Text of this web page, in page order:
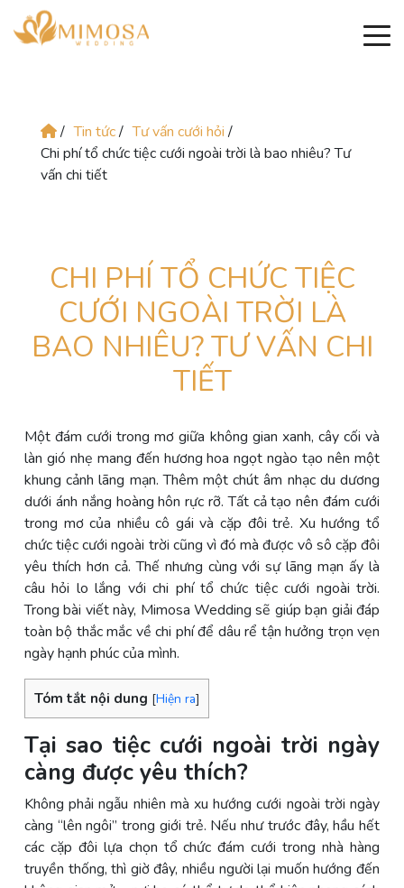
/ Tin tức/ Tư vấn cưới hỏi/
Chi phí tổ chức tiệc cưới ngoài trời là bao nhiêu? Tư
vấn chi tiết
CHI PHÍ TỔ CHỨC TIỆC
CƯỚI NGOÀI TRỜI LÀ
BAO NHIÊU? TƯ VẤN CHI
TIẾT
Một đám cưới trong mơ giữa không gian xanh, cây cối và
làn gió nhẹ mang đến hương hoa ngọt ngào tạo nên một
khung cảnh lãng mạn. Thêm một chút âm nhạc du dương
dưới ánh nắng hoàng hôn rực rỡ. Tất cả tạo nên đám cưới
trong mơ của nhiều cô gái và cặp đôi trẻ. Xu hướng tổ
chức tiệc cưới ngoài trời cũng vì đó mà được vô sô cặp đôi
yêu thích hơn cả.Thế nhưng cùng với sự lãng mạn ấy là
câu hỏi lo lắng với chi phí tổ chức tiệc cưới ngoài trời.
Trong bài viết này, Mimosa Wedding sẽ giúp bạn giải đáp
toàn bộ thắc mắc về chi phíđể dâu rể tận hưởng trọn vẹn
ngày hạnh phúc của mình.
Tóm tắt nội dung [Hiện ra]
Tại sao tiệc cưới ngoài trời ngày
càng được yêu thích?
Không phải ngẫu nhiên mà xu hướng cưới ngoài trời ngày
càng “lên ngôi” trong giới trẻ. Nếu như trước đây, hầu hết
các cặp đôi lựa chọn tổ chức đám cưới trong nhà hàng
truyền thống, thì giờ đây, nhiều người lại muốn hướng đến